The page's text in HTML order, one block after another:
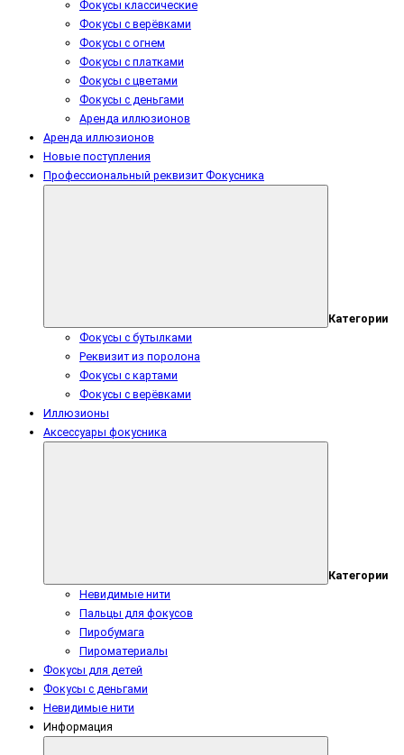
Фокусы классические
Фокусы с верёвками
Фокусы с огнем
Фокусы с платками
Фокусы с цветами
Фокусы с деньгами
Аренда иллюзионов
Аренда иллюзионов
Новые поступления
Профессиональный реквизит Фокусника
Категории
Фокусы с бутылками
Реквизит из поролона
Фокусы с картами
Фокусы с верёвками
Иллюзионы
Аксессуары фокусника
Категории
Невидимые нити
Пальцы для фокусов
Пиробумага
Пироматериалы
Фокусы для детей
Фокусы с деньгами
Невидимые нити
Информация